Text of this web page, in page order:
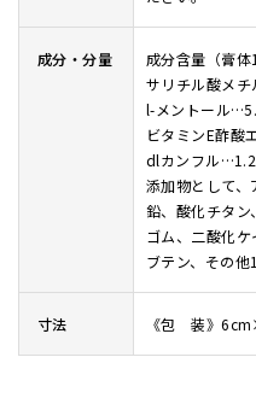
成分・分量
成分含量（膏体
サリチル酸メ
l-メントール
ビタミンE酢
dlカンフル
添加物として、
鉛、酸化チタ
ゴム、二酸化
ブテン、その他
寸法 《包 装》